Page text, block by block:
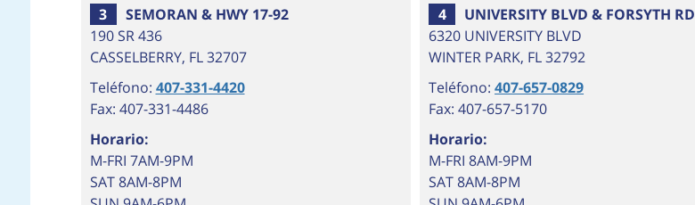
3
SEMORAN & HWY 17-92
190 SR 436
CASSELBERRY, FL 32707
Teléfono: 407-331-4420
Fax: 407-331-4486
Horario:
M-FRI 7AM-9PM
SAT 8AM-8PM
4
UNIVERSITY BLVD & FORSYTH RD
6320 UNIVERSITY BLVD
WINTER PARK, FL32792
Teléfono:407-657-0829
Fax: 407-657-5170
Horario:
M-FRI 8AM-9PM
SAT 8AM-8PM